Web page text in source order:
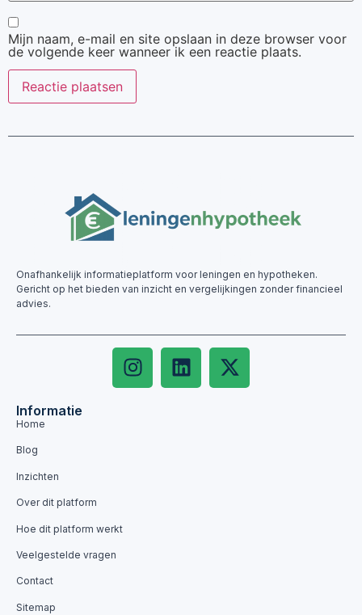
Mijn naam, e-mail en site opslaan in deze browser voor
de volgende keer wanneer ik een reactie plaats.
Onafhankelijk informatieplatform voor leningen en hypotheken.
Gericht op het bieden van inzicht en vergelijkingen zonder financieel
advies.
Informatie
Home
Blog
Inzichten
Over dit platform
Hoe dit platform werkt
Veelgestelde vragen
Contact
Sitemap